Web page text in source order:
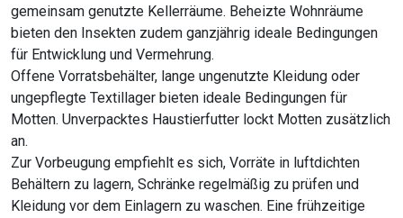
gemeinsam genutzte Kellerräume. Beheizte Wohnräume
bieten den Insekten zudem ganzjährig ideale Bedingungen
für Entwicklung und Vermehrung.
Offene Vorratsbehälter, lange ungenutzte Kleidung oder
ungepflegte Textillager bieten ideale Bedingungen für
Motten. Unverpacktes Haustierfutter lockt Motten zusätzlich
an.
Zur Vorbeugung empfiehlt es sich, Vorräte in luftdichten
Behältern zu lagern, Schränke regelmäßig zu prüfen und
Kleidung vor dem Einlagern zu waschen. Eine frühzeitige